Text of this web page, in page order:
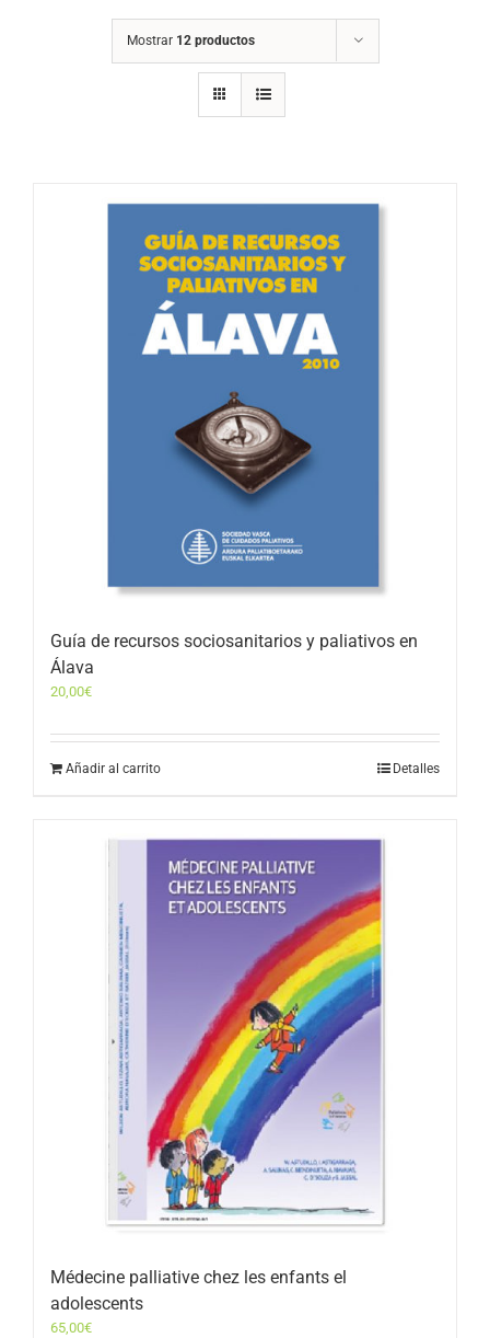
Mostrar 12 productos
Guía de recursos sociosanitarios y paliativos en
Álava
20,00€
Añadir al carrito Detalles
Médecine palliative chez les enfants el
adolescents
65,00€